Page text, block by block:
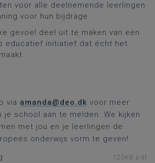
voor alle deelnemende leerlingen
voor hun bijdrage.
gevoel deel uit te maken van een
educatief initiatief dat écht het
via amanda@deo.dk voor meer
je school aan te melden. We kijken
met jou en je leerlingen de
onderwijs vorm te geven!
125KB pdf